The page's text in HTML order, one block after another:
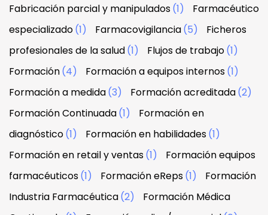
Fabricación parcial y manipulados(1)
Farmacéutico
especializado(1) Farmacovigilancia(5)
Ficheros
profesionales de la salud(1) Flujos de trabajo(1)
Formación(4) Formación a equipos internos(1)
Formación a medida(3) Formación acreditada(2)
Formación Continuada(1)
Formación en
diagnóstico(1) Formación en habilidades(1)
Formación en retail y ventas(1)
Formación equipos
farmacéuticos(1) Formación eReps(1)
Formación
Industria Farmacéutica(2)
Formación Médica